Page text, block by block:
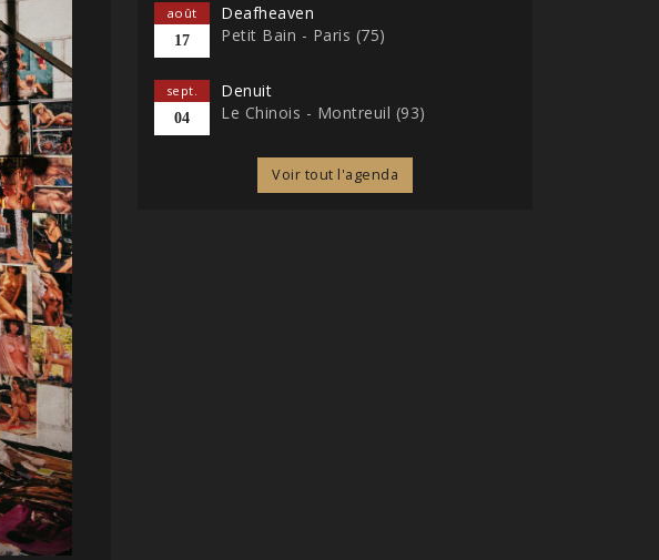
août
17
Deafheaven
Petit Bain - Paris (75)
sept.
04
Denuit
Le Chinois - Montreuil (93)
Voir tout l'agenda